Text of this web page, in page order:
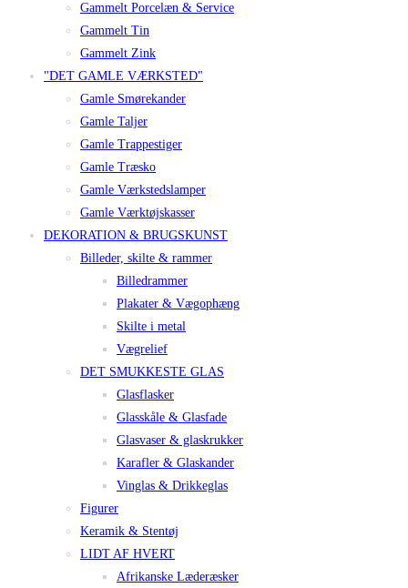
Gammelt Porcelæn & Service
Gammelt Tin
Gammelt Zink
"DET GAMLE VÆRKSTED"
Gamle Smørekander
Gamle Taljer
Gamle Trappestiger
Gamle Træsko
Gamle Værkstedslamper
Gamle Værktøjskasser
DEKORATION & BRUGSKUNST
Billeder, skilte & rammer
Billedrammer
Plakater & Vægophæng
Skilte i metal
Vægrelief
DET SMUKKESTE GLAS
Glasflasker
Glasskåle & Glasfade
Glasvaser & glaskrukker
Karafler & Glaskander
Vinglas & Drikkeglas
Figurer
Keramik & Stentøj
LIDT AF HVERT
Afrikanske Læderæsker